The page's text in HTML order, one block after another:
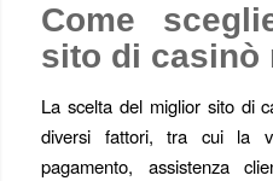
Come
sito di casinò
La scelta del miglior sito di
diversi fattori, tra cui la
pagamento, assistenza